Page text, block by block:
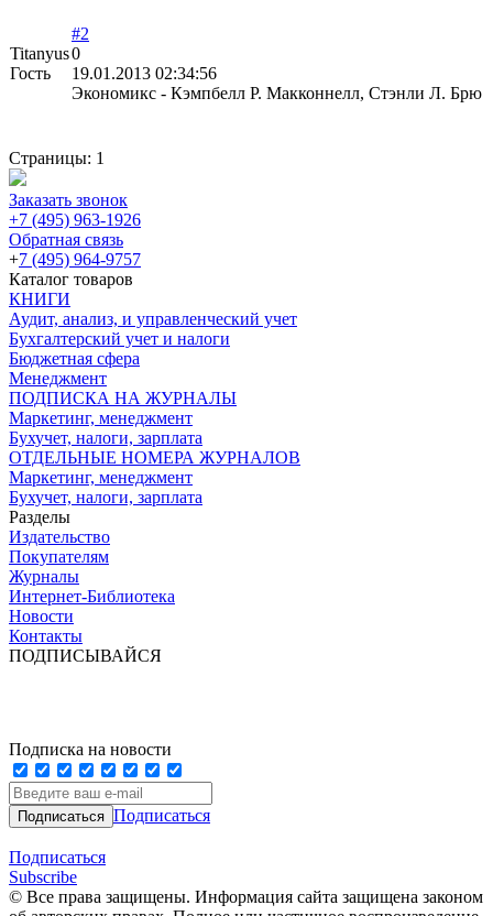
Titanyus
Гость
#2
0
19.01.2013 02:34:56
Экономикс - Кэмпбелл Р. Макконнелл, Стэнли Л. Брю
Страницы: 1
Заказать звонок
+7 (495) 963-1926
Обратная связь
+7 (495) 964-9757
Каталог товаров
КНИГИ
Аудит, анализ, и управленческий учет
Бухгалтерский учет и налоги
Бюджетная сфера
Менеджмент
ПОДПИСКА НА ЖУРНАЛЫ
Маркетинг, менеджмент
Бухучет, налоги, зарплата
ОТДЕЛЬНЫЕ НОМЕРА ЖУРНАЛОВ
Маркетинг, менеджмент
Бухучет, налоги, зарплата
Разделы
Издательство
Покупателям
Журналы
Интернет-Библиотека
Новости
Контакты
ПОДПИСЫВАЙСЯ
Подписка на новости
Подписаться
Подписаться
Subscribe
© Все права защищены. Информация сайта защищена законом